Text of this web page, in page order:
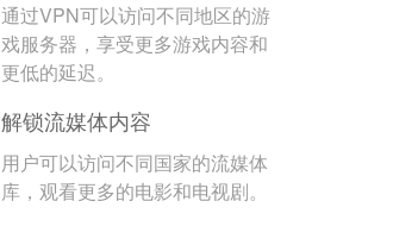
通过VPN可以访问不同地区的游
戏服务器，享受更多游戏内容和
更低的延迟。
解锁流媒体内容
用户可以访问不同国家的流媒体
库，观看更多的电影和电视剧。